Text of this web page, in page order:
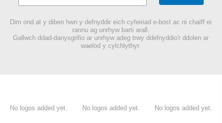
Dim ond at y diben hwn y defnyddir eich cyfeiriad e-bost ac ni chaiff ei
rannu ag unrhyw barti arall.
Gallwch ddad-danysgrifio ar unrhyw adeg trwy ddefnyddio'r ddolen ar
waelod y cylchlythyr.
No logos added yet. No logos added yet. No logos added yet.